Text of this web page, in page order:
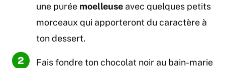
une purée moelleuse avec quelques petits
morceaux qui apporteront du caractère à
ton dessert.
Fais fondre ton chocolat noir au bain-marie